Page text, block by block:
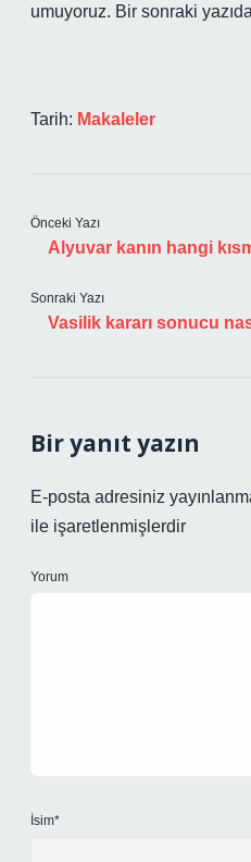
umuyoruz. Bir sonraki
Tarih: Makaleler
Önceki Yazı
Alyuvar kanın hangi
Sonraki Yazı
Vasilik kararı sonucu
Bir yanıt yazın
E-posta adresiniz
ile işaretlenmişlerdir
Yorum
İsim*